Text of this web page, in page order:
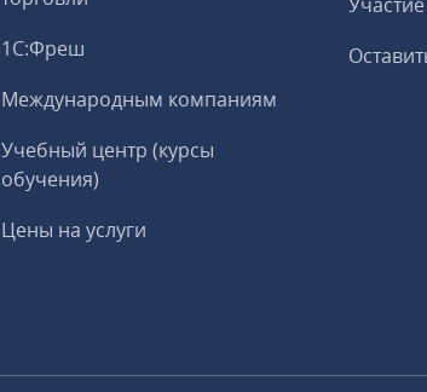
1С:Фреш
Международным компаниям
Учебный центр (курсы
обучения)
Цены на услуги